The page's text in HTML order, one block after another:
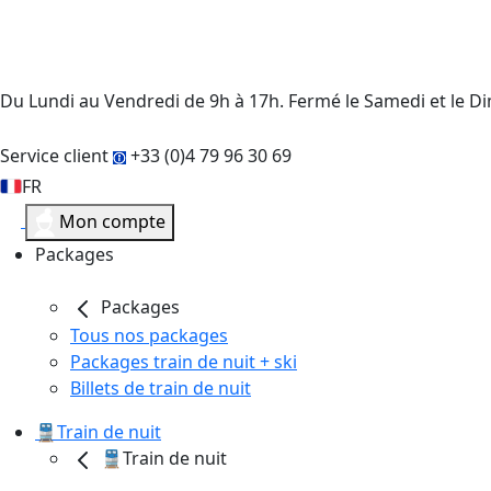
Du Lundi au Vendredi de 9h à 17h. Fermé le Samedi et le
Service client
+33 (0)4 79 96 30 69
FR
Mon compte
Packages
Packages
Tous nos packages
Packages train de nuit + ski
Billets de train de nuit
🚆Train de nuit
🚆Train de nuit